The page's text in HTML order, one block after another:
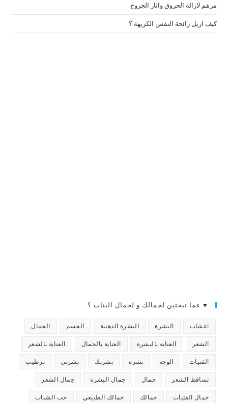
مرهم لازالة الحروق واثار الجروح
كيف ازيل رائحة النفس الكريهة ؟
♥ عما تبحثين لجمالك و لجمال البنات ؟
اعشاب البشرة البشرة الدهنية الجسم الجمال
الشعر العناية بالبشرة العناية بالجمال العناية بالشعر
الفتيات الوجه بشرة بشرتك بشرتي ترطيب
تساقط الشعر جمال جمال البشرة جمال الشعر
جمال الفتيات جمالك جمالك الطبيعي حب الشباب